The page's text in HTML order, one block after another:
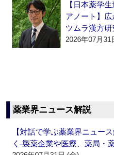
【日本薬学
アノート】
ツムラ漢方
2026年07月31
薬業界ニュース解説
【対話で学ぶ薬業界ニュー
く‐製薬企業や医療、薬局・